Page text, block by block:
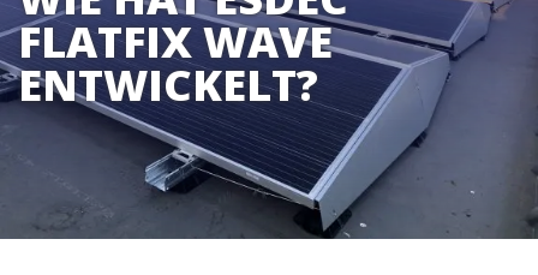
FLATFIX WAVE
ENTWICKELT?